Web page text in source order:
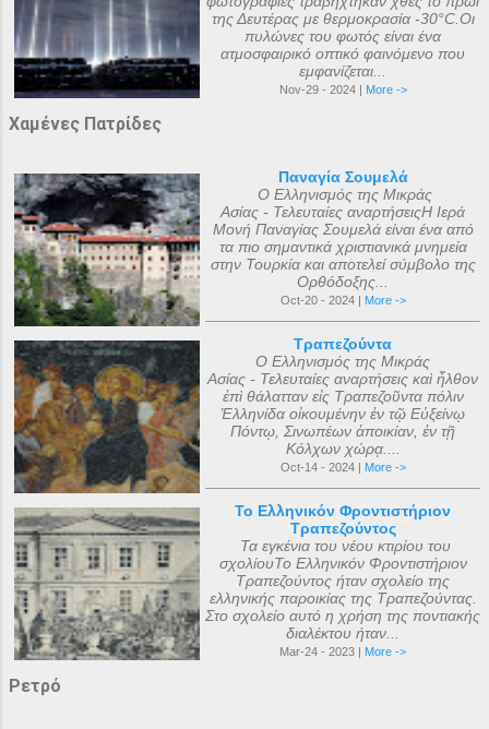
της Δευτέρας με θερμοκρασία -30°C.Οι
πυλώνες του φωτός είναι ένα
ατμοσφαιρικό οπτικό φαινόμενο που
εμφανίζεται...
Nov-29 - 2024 | More ->
Χαμένες Πατρίδες
Παναγία Σουμελά
Ο Ελληνισμός της Μικράς
Ασίας - Τελευταίες αναρτήσειςΗ Ιερά
Μονή Παναγίας Σουμελά είναι ένα από
τα πιο σημαντικά χριστιανικά μνημεία
στην Τουρκία και αποτελεί σύμβολο της
Ορθόδοξης...
Oct-20 - 2024 | More ->
Τραπεζούντα
Ο Ελληνισμός της Μικράς
Ασίας - Τελευταίες αναρτήσεις καὶ ἦλθον
ἐπὶ θάλατταν εἰς Τραπεζοῦντα πόλιν
Ἑλληνίδα οἰκουμένην ἐν τῷ Εὐξείνῳ
Πόντῳ, Σινωπέων ἀποικίαν, ἐν τῇ
Κόλχων χώρᾳ....
Oct-14 - 2024 | More ->
Το Ελληνικόν Φροντιστήριον
Τραπεζούντος
Τα εγκένια του νέου κτιρίου του
σχολίουΤο Ελληνικόν Φροντιστήριον
Τραπεζούντος ήταν σχολείο της
ελληνικής παροικίας της Τραπεζούντας.
Στο σχολείο αυτό η χρήση της ποντιακής
διαλέκτου ήταν...
Mar-24 - 2023 | More ->
Ρετρό